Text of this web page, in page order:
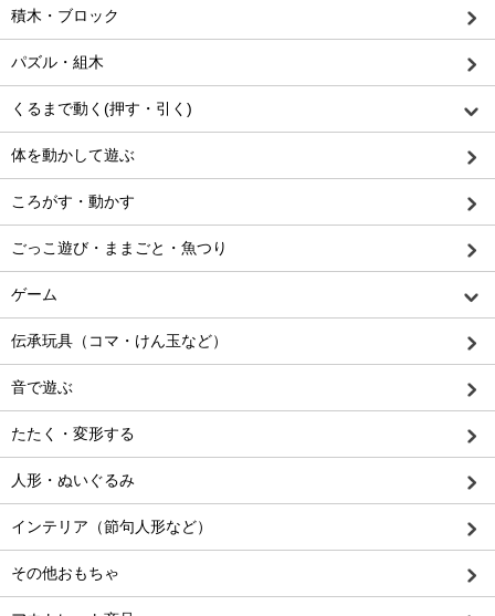
積木・ブロック
パズル・組木
くるまで動く(押す・引く)
体を動かして遊ぶ
ころがす・動かす
ごっこ遊び・ままごと・魚つり
ゲーム
伝承玩具（コマ・けん玉など）
音で遊ぶ
たたく・変形する
人形・ぬいぐるみ
インテリア（節句人形など）
その他おもちゃ